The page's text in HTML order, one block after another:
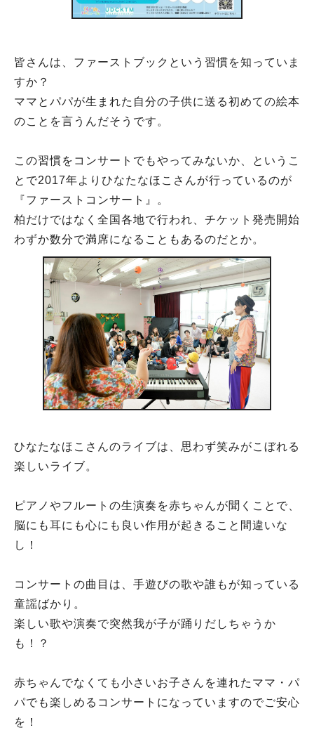
皆さんは、ファーストブックという習慣を知っていま
すか？
ママとパパが生まれた自分の子供に送る初めての絵本
のことを言うんだそうです。
この習慣をコンサートでもやってみないか、というこ
とで2017年よりひなたなほこさんが行っているのが
『ファーストコンサート』。
柏だけではなく全国各地で行われ、チケット発売開始
わずか数分で満席になることもあるのだとか。
ひなたなほこさんのライブは、思わず笑みがこぼれる
楽しいライブ。
ピアノやフルートの生演奏を赤ちゃんが聞くことで、
脳にも耳にも心にも良い作用が起きること間違いな
し！
コンサートの曲目は、手遊びの歌や誰もが知っている
童謡ばかり。
楽しい歌や演奏で突然我が子が踊りだしちゃうか
も！？
赤ちゃんでなくても小さいお子さんを連れたママ・パ
パでも楽しめるコンサートになっていますのでご安心
を！